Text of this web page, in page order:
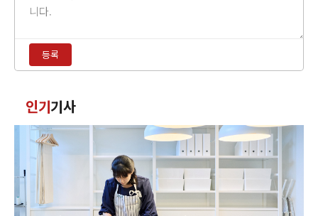
력
등록
글
인기기사